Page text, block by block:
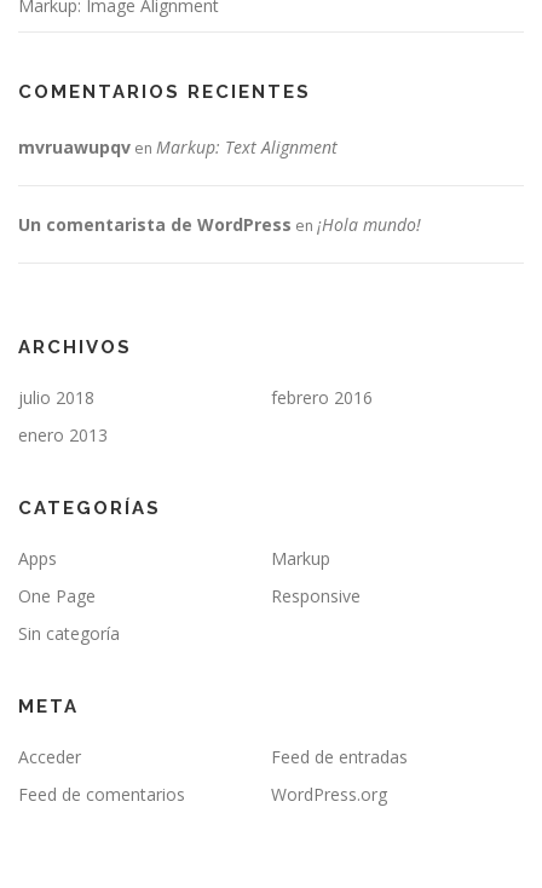
Markup: Image Alignment
COMENTARIOS RECIENTES
mvruawupqv en Markup: Text Alignment
Un comentarista de WordPress en ¡Hola mundo!
ARCHIVOS
julio 2018
febrero 2016
enero 2013
CATEGORÍAS
Apps
Markup
One Page
Responsive
Sin categoría
META
Acceder
Feed de entradas
Feed de comentarios
WordPress.org